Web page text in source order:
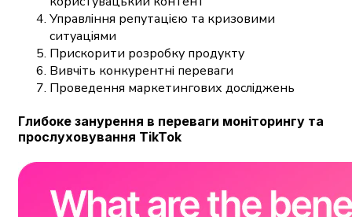
Управління репутацією та кризовими
ситуаціями
Прискорити розробку продукту
Вивчіть конкурентні переваги
Проведення маркетингових досліджень
Глибоке занурення в переваги моніторингу та
прослуховування TikTok